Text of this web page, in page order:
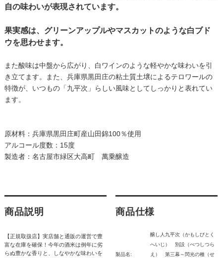
自の味わいが表現されています。
果実感は、グリーンアップルやマスカットのような白ブド
ウを思わせます。
また酸味は中盤から広がり、白ワインのような軽やかな味わいを引
き立てます。また、兵庫県黒田庄の粘土質土壌によるテロワールの
特徴が、いつもの「九平次」らしい風味としてしっかりと表れてい
ます。
原材料：兵庫県黒田庄町産山田錦100％使用
アルコール度数：15度
製造者：名古屋市緑区大高町 萬乗醸造
商品説明
【正規取扱店】実店舗と通販の運営で豊
富な在庫を確保！今年の酒米は例年に劣
らぬ豊かな香りと、しなやかな味わいを
商品仕様
製品名:
醸し人九平次（かもしびとく
へいじ） 別設（べつしつら
え） 第三幕～閃光の種（せ